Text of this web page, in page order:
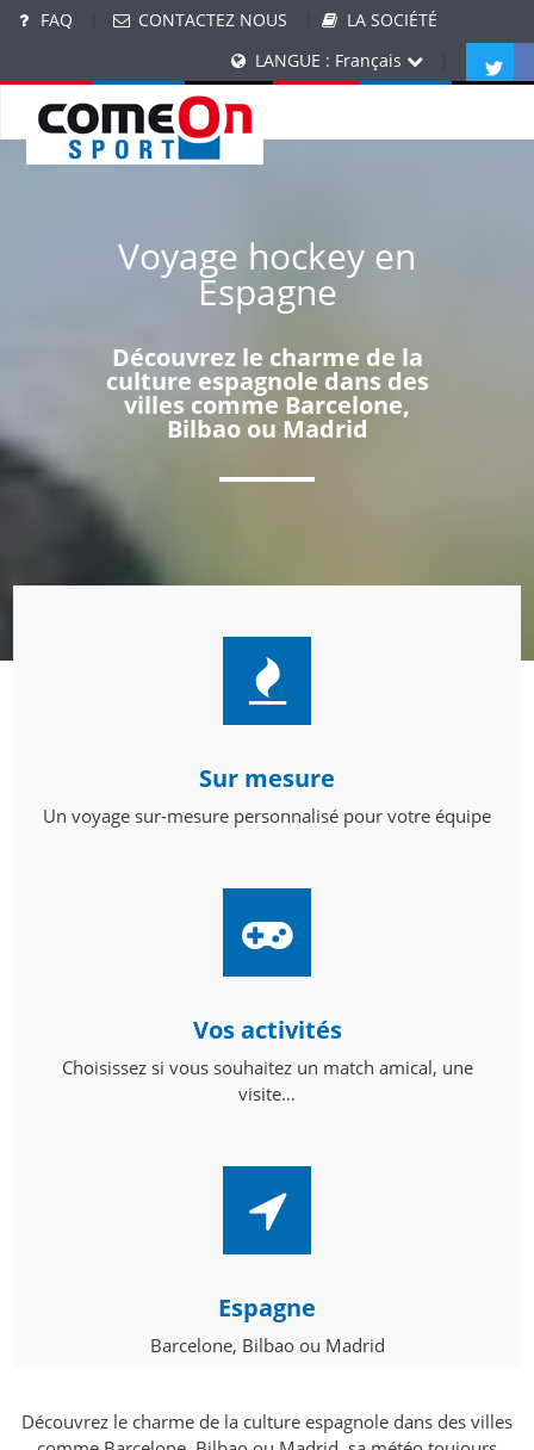
FAQ CONTACTEZ NOUS
LA SOCIÉTÉ
LANGUE : Français
Voyage hockey en
Espagne
Découvrez le charme de la
culture espagnole dans des
villes comme Barcelone,
Bilbao ou Madrid
Sur mesure
Un voyage sur-mesure personnalisé pour votre équipe
Vos activités
Choisissez si vous souhaitez un match amical, une
visite…
Espagne
Barcelone, Bilbao ou Madrid
Découvrez le charme de la culture espagnole dans des villes